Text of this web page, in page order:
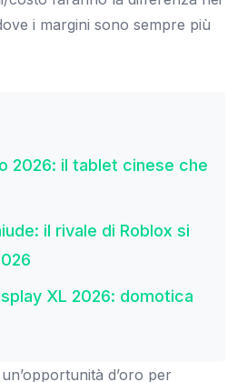
i margini sono sempre più
2026: il tablet cinese che
il rivale di Roblox si
XL 2026: domotica
d’oro per